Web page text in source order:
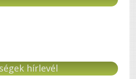
hírlevél